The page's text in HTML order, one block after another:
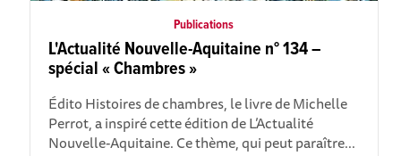
Publications
L'Actualité Nouvelle-Aquitaine n° 134 –
spécial « Chambres »
Édito Histoires de chambres, le livre de Michelle
Perrot, a inspiré cette édition de L’Actualité
Nouvelle-Aquitaine. Ce thème, qui peut paraître...